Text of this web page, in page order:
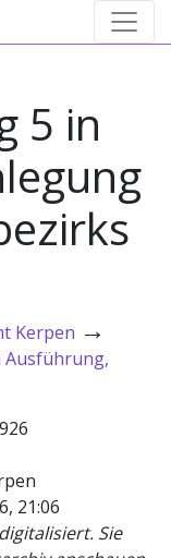
5 in
Kerpen →
Ausführung,
21:06
Sie